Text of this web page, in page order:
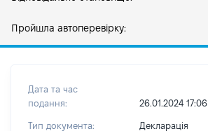
Пройшла автоперевірку:
Дата та час
подання:
26.01.2024 17:06
Тип документа: Декларація